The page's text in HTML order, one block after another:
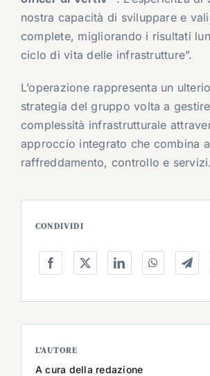
nostra capacità di sviluppare e
complete, migliorando i risultati
ciclo di vita delle infrastrutture”.
L’operazione rappresenta un
strategia del gruppo volta a
complessità infrastrutturale
approccio integrato che combina
raffreddamento, controllo e servizi.
CONDIVIDI
L’AUTORE
A cura della redazione